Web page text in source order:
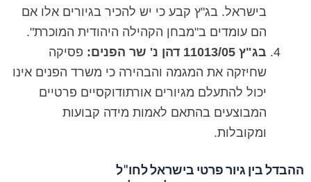
בישראל. בג"ץ קבע כי יש להכיר בגיורים אלו אם
הם עומדים ב"מבחן הקהילה היהודית המוכרת".
בג"ץ 11013/05 דהן נ' שר הפנים:
פסיקה
שחיזקה את המגמה והבהירה כי משרד הפנים אינו
יכול להתעלם מגיורים אורתודוקסיים פרטיים
המבוצעים בהתאם לאמות מידה קבועות
ומקובלות.
ההבדל בין גיור פרטי בישראל לחו"ל